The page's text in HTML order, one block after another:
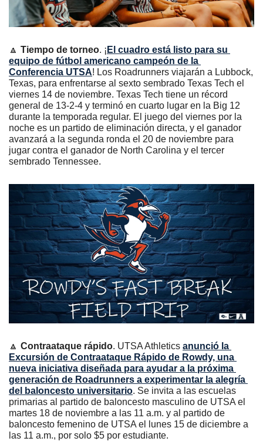
🔼 Tiempo de torneo. ¡ El cuadro está listo para su
equipo de fútbol americano campeón de la
Conferencia UTSA! Los Roadrunners viajarán a Lubbock,
Texas, para enfrentarse al sexto sembrado Texas Tech el
viernes 14 de noviembre. Texas Tech tiene un récord
general de 13-2-4 y terminó en cuarto lugar en la Big 12
durante la temporada regular. El juego del viernes por la
noche es un partido de eliminación directa, y el ganador
avanzará a la segunda ronda el 20 de noviembre para
jugar contra el ganador de North Carolina y el tercer
sembrado Tennessee.
🔼 Contraataque rápido. UTSA Athletics anunció la
Excursión de Contraataque Rápido de Rowdy, una
nueva iniciativa diseñada para ayudar a la próxima
generación de Roadrunners a experimentar la alegría
del baloncesto universitario. Se invita a las escuelas
primarias al partido de baloncesto masculino de UTSA el
martes 18 de noviembre a las 11 a.m. y al partido de
baloncesto femenino de UTSA el lunes 15 de diciembre a
las 11 a.m., por solo $5 por estudiante.